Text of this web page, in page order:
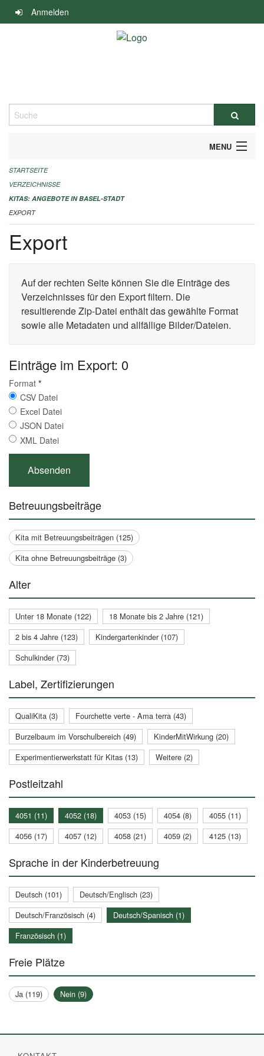
Navigation
überspringen
Anmelden
Suche
MENU
ALLGEMEINE INFORMATIONEN
IMPRESSUM
STARTSEITE
VERZEICHNISSE
KITAS: ANGEBOTE IN BASEL-STADT
EXPORT
Export
Auf der rechten Seite können Sie die Einträge des
Verzeichnisses für den Export filtern. Die
resultierende Zip-Datei enthält das gewählte Format
sowie alle Metadaten und allfällige Bilder/Dateien.
Einträge im Export: 0
Format *
CSV Datei
Excel Datei
JSON Datei
XML Datei
Betreuungsbeiträge
Kita mit Betreuungsbeiträgen (125)
Kita ohne Betreuungsbeiträge (3)
Alter
Unter 18 Monate (122)
18 Monate bis 2 Jahre (121)
2 bis 4 Jahre (123)
Kindergartenkinder (107)
Schulkinder (73)
Label, Zertifizierungen
QualiKita (3)
Fourchette verte - Ama terra (43)
Burzelbaum im Vorschulbereich (49)
KinderMitWirkung (20)
Experimentierwerkstatt für Kitas (13)
Weitere (2)
Postleitzahl
4051 (11) 4052 (18) 4053 (15) 4054 (8)
4055 (11)
4056 (17)
4057 (12) 4058 (21) 4059 (2) 4125 (13)
Sprache in der Kinderbetreuung
Deutsch (101)
Deutsch/Englisch (23)
Deutsch/Französisch (4)
Deutsch/Spanisch (1)
Französisch (1)
Freie Plätze
Ja (119) Nein (9)